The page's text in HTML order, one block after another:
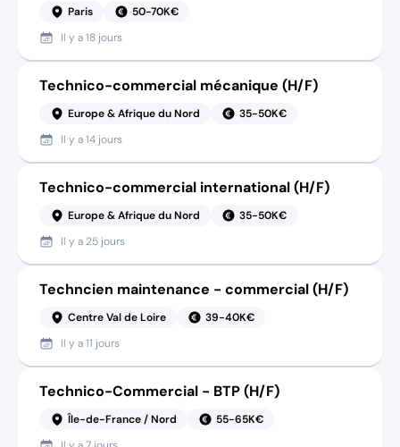
Paris
50-70K€
Il y a18 jours
Technico-commercial mécanique (H/F)
Europe & Afrique du Nord
35-50K€
Il y a14 jours
Technico-commercial international (H/F)
Europe & Afrique du Nord
35-50K€
Il y a 25 jours
Techncien maintenance - commercial (H/F)
Centre Val de Loire
39-40K€
Il y a11 jours
Technico-Commercial - BTP (H/F)
Île-de-France / Nord
55-65K€